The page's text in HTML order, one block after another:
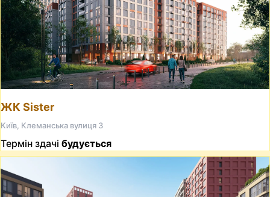
ЖК Sister
Київ, Клеманська вулиця 3
Термін здачі будується